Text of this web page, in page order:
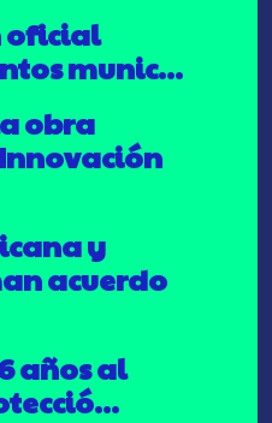
oficial
munic...
obra
y
acuerdo
años al